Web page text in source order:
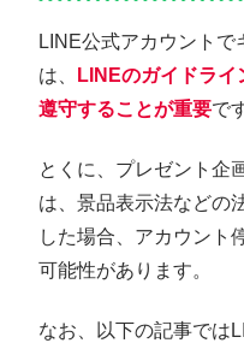
LINE公式アカウント
は、
LINEのガイドライ
遵守することが重要で
とくに、プレゼント企
は、景品表示法などの
した場合、アカウント
可能性があります。
なお、以下の記事では